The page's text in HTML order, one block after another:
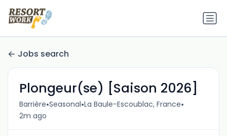
Jobs search
Plongeur(se) [Saison 2026]
Barrière•Seasonal•La Baule-Escoublac, France•
2m ago